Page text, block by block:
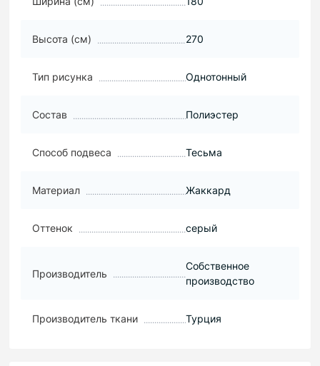
Высота (см) 270
Тип рисунка Однотонный
Состав Полиэстер
Способ подвеса Тесьма
Материал Жаккард
Оттенок серый
Производитель
Собственное
производство
Производитель ткани Турция